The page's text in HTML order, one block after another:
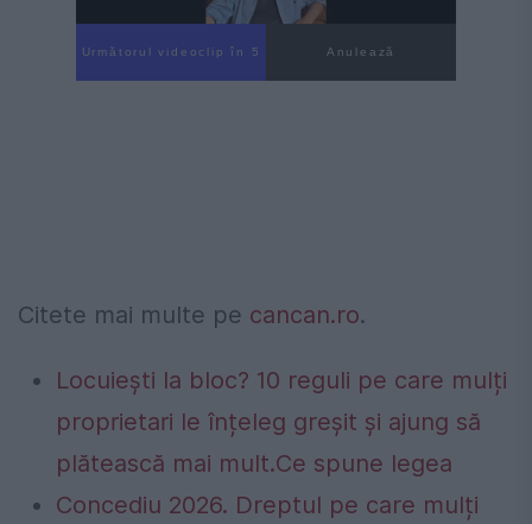
Următorul videoclip în 4 Anulează
Citete mai multe pe cancan.ro.
Locuiești la bloc? 10 reguli pe care mulți
proprietari le înțeleg greșit și ajung să
plătească mai mult.Ce spune legea
Concediu 2026. Dreptul pe care mulți